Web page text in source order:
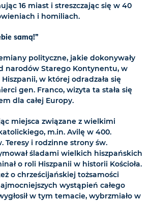
16 miast i streszczając się w 40
i homiliach.
samą!”
polityczne, jakie dokonywały
narodów Starego Kontynentu, w
w której odradzała się
gen. Franco, wizyta ta stała się
dla całej Europy.
miejsca związane z wielkimi
m.in. Avilę w 400.
Teresy i rodzinne strony św.
śladami wielkich hiszpańskich
o roli Hiszpanii w historii Kościoła.
o chrześcijańskiej tożsamości
wystąpień całego
w tym temacie, wybrzmiało w